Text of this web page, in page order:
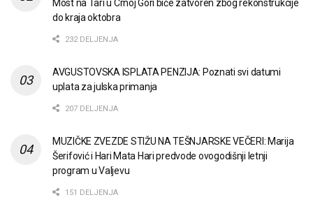
Most na Tari u Crnoj Gori biće zatvoren zbog rekonstrukcije
do kraja oktobra
232 DELJENJA
AVGUSTOVSKA ISPLATA PENZIJA: Poznati svi datumi
uplata za julska primanja
207 DELJENJA
MUZIČKE ZVEZDE STIŽU NA TEŠNJARSKE VEČERI: Marija
Šerifović i Hari Mata Hari predvode ovogodišnji letnji
program u Valjevu
151 DELJENJA